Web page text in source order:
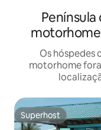
Os hóspedes
motorhome
Superhost
Superhost